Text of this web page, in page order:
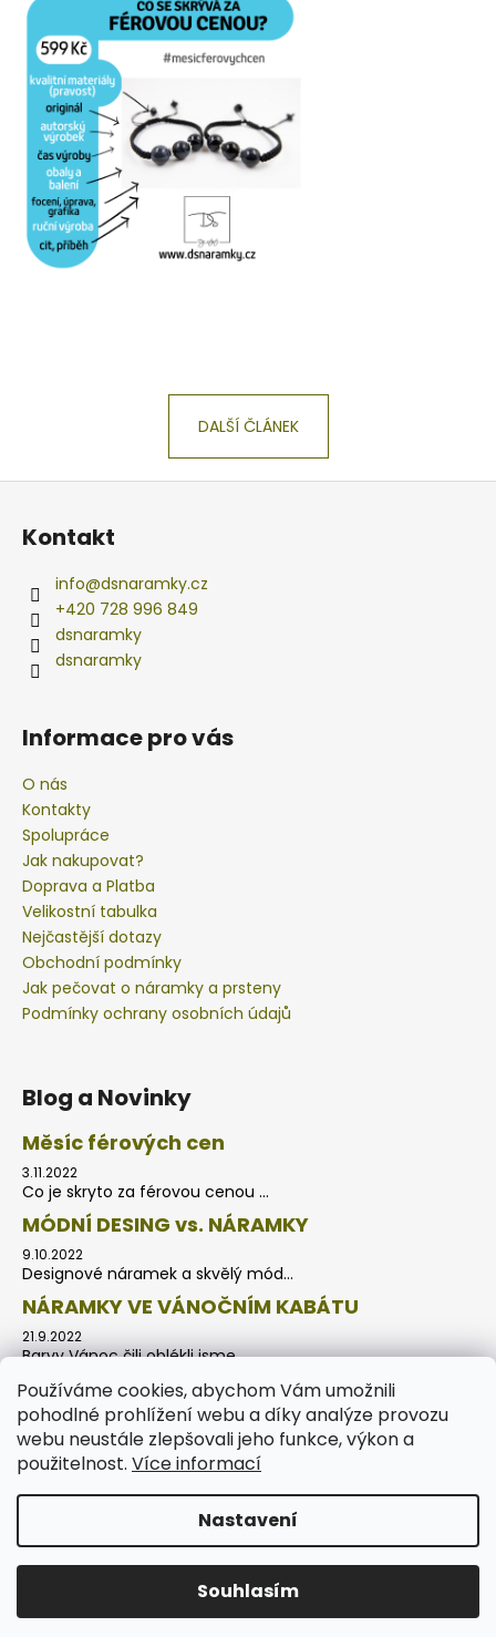
Používáme cookies, abychom Vám umožnili
pohodlné prohlížení webu a díky analýze provozu
webu neustále zlepšovali jeho funkce, výkon a
použitelnost. Více informací
Nastavení
Souhlasím
UPOZORNĚNÍ: používání drahých kamenů, minerálů, či kovu
nenahrazuje lékařskou péči, či alternativní léčbu. Veškeré
informace o vlastnostech kamenů, minerálů či kovů jsou
pouze informativní a vycházejí z mýtu a tradic v lidovém
DALŠÍ ČLÁNEK
Z
Kontakt
info@dsnaramky.cz
+420 728 996 849
dsnaramky
dsnaramky
Informace pro vás
O nás
Kontakty
Spolupráce
Jak nakupovat?
Doprava a Platba
Velikostní tabulka
Nejčastější dotazy
Obchodní podmínky
Jak pečovat o náramky a prsteny
Podmínky ochrany osobních údajů
Blog a Novinky
Měsíc férových cen
3.11.2022
Co je skryto za férovou cenou ...
MÓDNÍ DESING vs. NÁRAMKY
9.10.2022
Designové náramek a skvělý mód...
NÁRAMKY VE VÁNOČNÍM KABÁTU
21.9.2022
Barvy Vánoc čili oblékli jsme ...
DS náramky. Všechna práva vyhrazena.